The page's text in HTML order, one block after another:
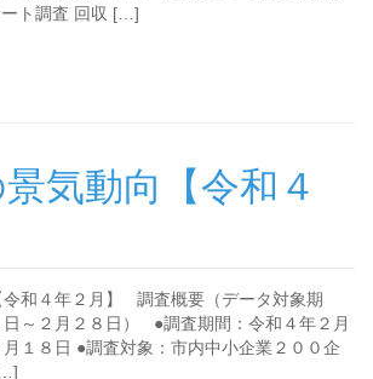
ト調査 回収 […]
気動向【令和４
和４年２月】 調査概要（データ対象期
日～２月２８日） ●調査期間：令和４年２月
１８日 ●調査対象：市内中小企業２００企